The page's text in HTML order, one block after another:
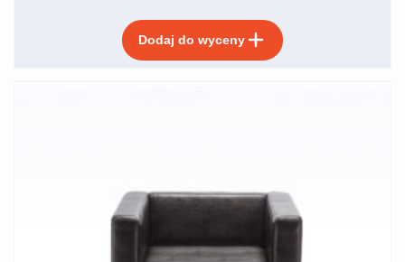
Dodaj do wyceny
produkt
ma
stronie